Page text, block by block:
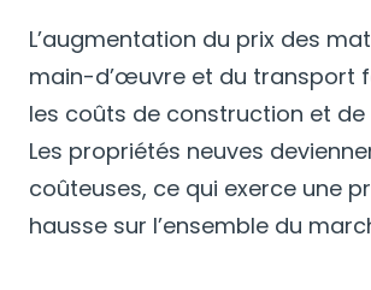
L’augmentation du prix des
main-d’œuvre et du transport
les coûts de construction et de
Les propriétés neuves
coûteuses, ce qui exerce une
hausse sur l’ensemble du